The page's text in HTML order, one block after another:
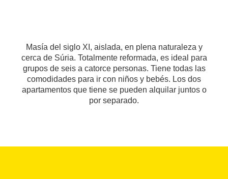
Masía del siglo XI, aislada, en plena naturaleza y
cerca de Súria. Totalmente reformada, es ideal para
grupos de seis a catorce personas. Tiene todas las
comodidades para ir con niños y bebés. Los dos
apartamentos que tiene se pueden alquilar juntos o
por separado.